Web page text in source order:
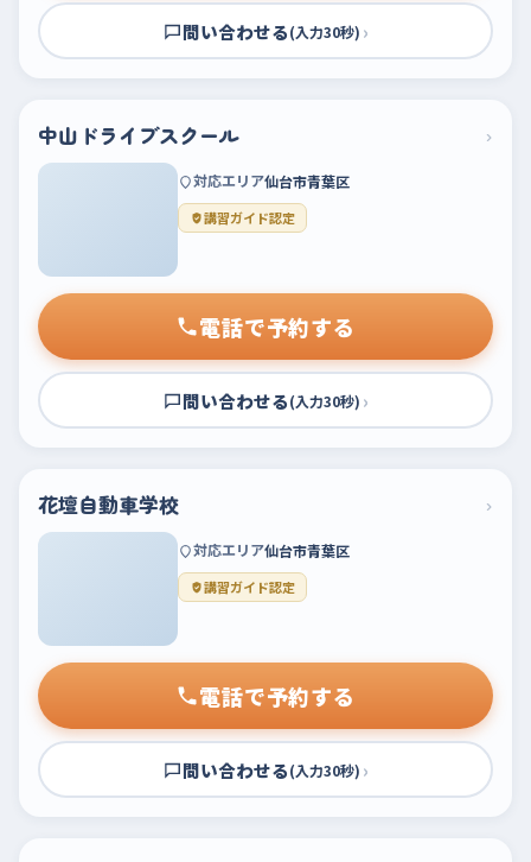
問い合わせる(入力30秒) ›
中山ドライブスクール ›
対応エリア仙台市青葉区
講習ガイド認定
電話で予約する
問い合わせる(入力30秒) ›
花壇自動車学校 ›
対応エリア仙台市青葉区
講習ガイド認定
電話で予約する
問い合わせる(入力30秒) ›